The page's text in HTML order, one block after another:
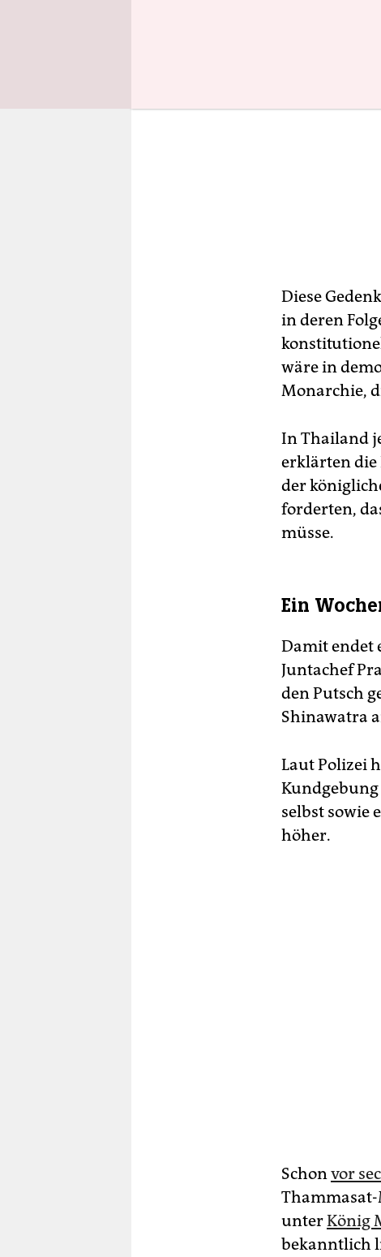
Diese
in deren
wäre in
Monarchie,
In Thailand
erklärten
der
forderten,
müsse.
Ein
Damit endet
Juntachef
den Putsch
Shinawatra
Laut Polizei
selbst sowie
höher.
Schonvor
unterKönig
bekanntlich